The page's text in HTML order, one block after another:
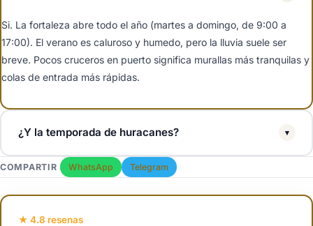
Si. La fortaleza abre todo el año (martes a domingo, de 9:00 a
17:00). El verano es caluroso y humedo, pero la lluvia suele ser
breve. Pocos cruceros en puerto significa murallas más tranquilas y
colas de entrada más rápidas.
¿Y la temporada de huracanes? ▾
La temporada de huracanes va del 1 de junio al 30 de noviembre,
con mayor riesgo de septiembre a octubre. Los impactos directos
en Puerto Plata son raros. Si se pronostica una tormenta tropical,
los tours se cancelan con reembolso y la fortaleza cierra por
COMPARTIR WhatsApp Telegram
★ 4.8 resenas